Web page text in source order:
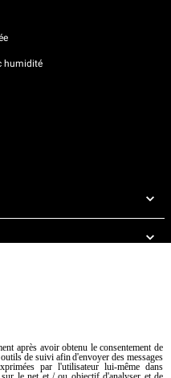
humidité
après avoir obtenu le consentement de
de suivi afin d'envoyer des messages
par l'utilisateur lui-même dans